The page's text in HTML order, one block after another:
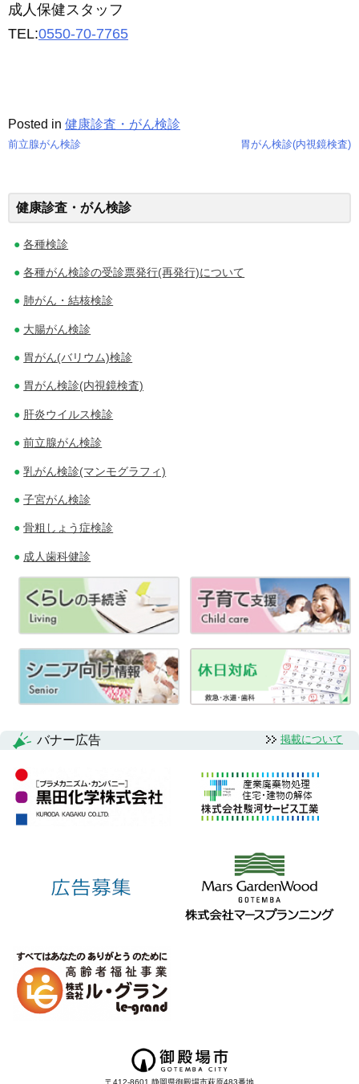
成人保健スタッフ
TEL:0550-70-7765
Posted in 健康診査・がん検診
稿
ナ
ビ
前立腺がん検診 胃がん検診(内視鏡検査)
健康診査・がん検診
各種検診
各種がん検診の受診票発行(再発行)について
肺がん・結核検診
大腸がん検診
胃がん(バリウム)検診
胃がん検診(内視鏡検査)
肝炎ウイルス検診
前立腺がん検診
乳がん検診(マンモグラフィ)
子宮がん検診
骨粗しょう症検診
成人歯科健診
バナー広告 掲載について